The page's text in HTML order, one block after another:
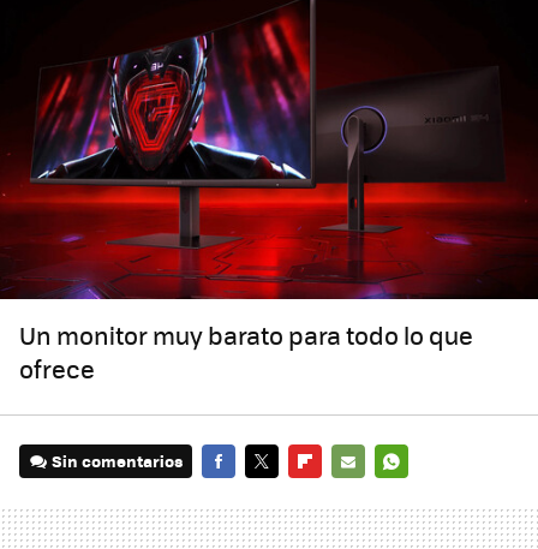
Un monitor muy barato para todo lo que
ofrece
Sin comentarios
MAIL